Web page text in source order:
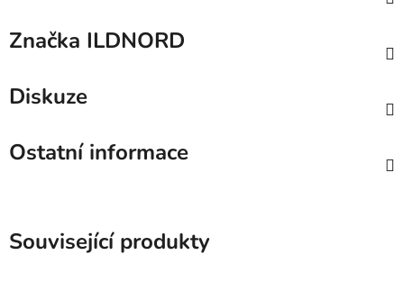
Značka ILDNORD
Diskuze
Ostatní informace
Související produkty